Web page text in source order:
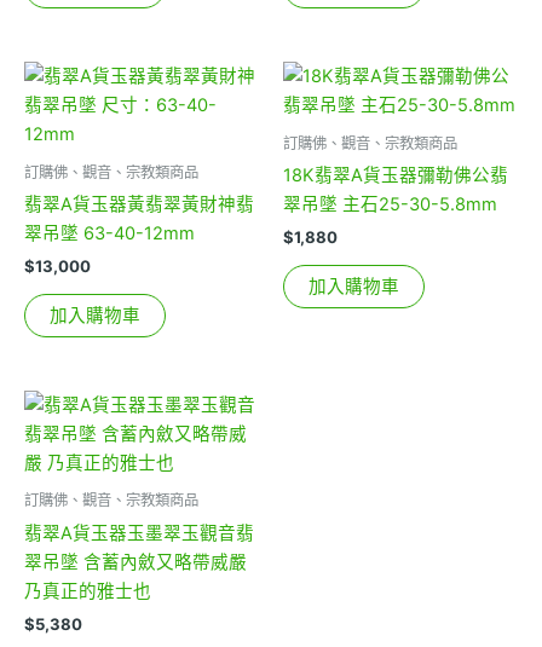
訂購佛、觀音、宗教類商品
翡翠A貨玉器黃翡翠黃財神翡
翠吊墜 63-40-12mm
$13,000
加入購物車
訂購佛、觀音、宗教類商品
18K翡翠A貨玉器彌勒佛公翡
翠吊墜 主石25-30-5.8mm
$1,880
加入購物車
訂購佛、觀音、宗教類商品
翡翠A貨玉器玉墨翠玉觀音翡
翠吊墜 含蓄內斂又略帶威嚴
乃真正的雅士也
$5,380